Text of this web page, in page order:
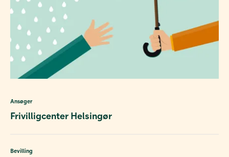
Ansøger
Frivilligcenter Helsingør
Bevilling